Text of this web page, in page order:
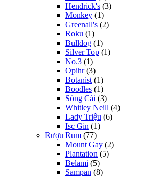
Hendrick's (3)
Monkey (1)
Greenall's (2)
Roku (1)
Bulldog (1)
Silver Top (1)
No.3 (1)
Opihr (3)
Botanist (1)
Boodles (1)
Sông Cái (3)
Whitley Neill (4)
Lady Triệu (6)
Isc Gin (1)
Rượu Rum (77)
Mount Gay (2)
Plantation (5)
Belami (5)
Sampan (8)